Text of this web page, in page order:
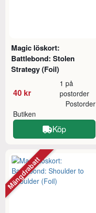
Magic löskort:
Battlebond: Stolen
Strategy (Foil)
40 kr
1 på
postorder
Butiken
Postorder
Köp
Mängdrabatt